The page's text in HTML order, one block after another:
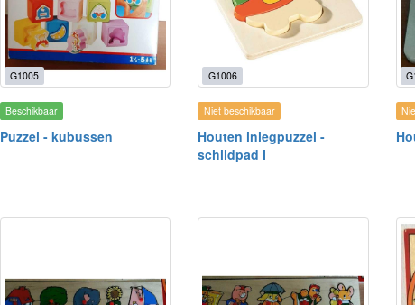
G1005
Beschikbaar
Puzzel - kubussen
G1006
Niet beschikbaar
Houten inlegpuzzel -
schildpad I